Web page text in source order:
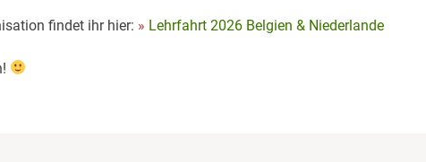
findet ihr hier: Lehrfahrt 2026 Belgien & Niederlande